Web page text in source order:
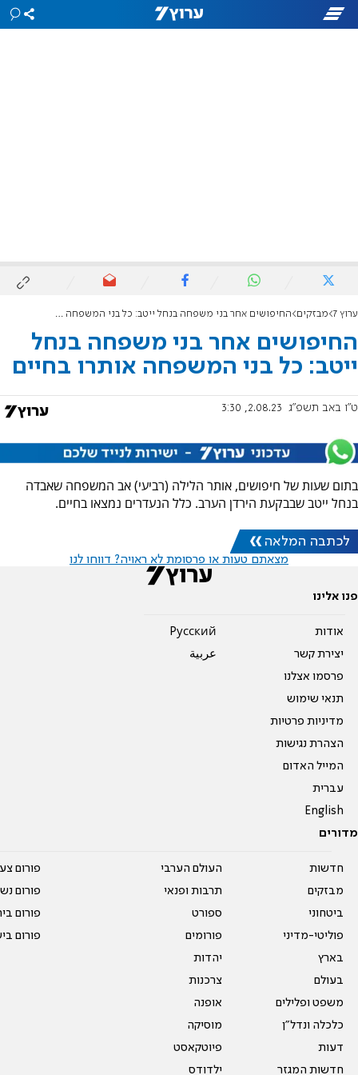
ערוץ 7 מבזקים החיפושים אחר בני משפחה בנחל ייטב: כל בני המשפחה אותרו בחיים
החיפושים אחר בני משפחה בנחל
ייטב: כל בני המשפחה אותרו בחיים
ט"ו באב תשפ"ג 2.08.23, 3:30
בתום שעות של חיפושים, אותר הלילה (רביעי) אב המשפחה שאבדה
בנחל ייטב שבבקעת הירדן הערב. כלל הנעדרים נמצאו בחיים.
לכתבה המלאה
מצאתם טעות או פרסומת לא ראויה? דווחו לנו
פנו אלינו
אודות
יצירת קשר
פרסמו אצלנו
תנאי שימוש
מדיניות פרטיות
הצהרת נגישות
המייל האדום
עברית
English
Pусский
عربية
מדורים
חדשות
מבזקים
ביטחוני
פוליטי-מדיני
בארץ
בעולם
משפט ופלילים
כלכלה ונדל"ן
דעות
חדשות המגזר
העולם הערבי
תרבות ופנאי
ספורט
פורומים
יהדות
צרכנות
אופנה
מוסיקה
פיוטקאסט
ילדודס
פורום
פורום
פורום
פורום